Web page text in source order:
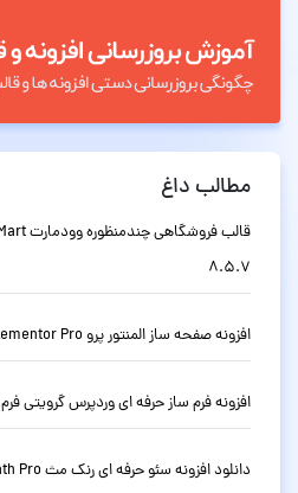
مطالب داغ
8.5.7
افزونه صفحه ساز المنتور پرو Elementor Pro وردپرس نسخه 4.2.1
افزونه فرم ساز حرفه ای وردپرس گرویتی فرم Gravity Forms نسخه 3.0.0